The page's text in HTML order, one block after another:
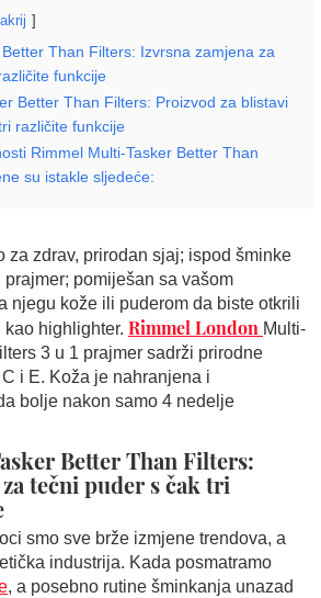
Than Filters: Izvrsna zamjena za
funkcije
Better Than Filters: Proizvod za blistavi
različite funkcije
Rimmel Multi-Tasker Better Than
su istakle sljedeće:
za zdrav, prirodan sjaj; ispod šminke
pomiješan sa vašom
njegu kože ili puderom da biste otkrili
highlighter. Rimmel London Multi-
3 u 1 prajmer sadrži prirodne
i E. Koža je nahranjena i
bolje nakon samo 4 nedelje
Better Than Filters:
tečni puder s čak tri
smo sve brže izmjene trendova, a
industrija. Kada posmatramo
, a posebno rutine šminkanja unazad